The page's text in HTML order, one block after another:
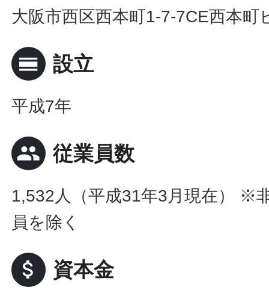
大阪市西区西本町1-7-7CE西本町
calendar_view_day 設立
平成7年
people 従業員数
1,532人（平成31年3月現在） ※
員を除く
attach_money 資本金